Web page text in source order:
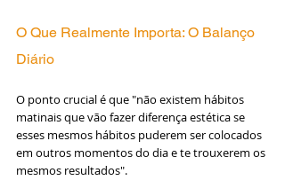
O Que Realmente Importa: O Balanço
Diário
O ponto crucial é que "não existem hábitos
matinais que vão fazer diferença estética se
esses mesmos hábitos puderem ser colocados
em outros momentos do dia e te trouxerem os
mesmos resultados".